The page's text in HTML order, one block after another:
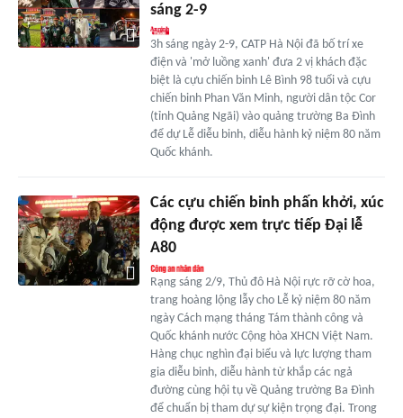
sáng 2-9
3h sáng ngày 2-9, CATP Hà Nội đã bố trí xe
điện và 'mở luồng xanh' đưa 2 vị khách đặc
biệt là cựu chiến binh Lê Bình 98 tuổi và cựu
chiến binh Phan Văn Minh, người dân tộc Cor
(tỉnh Quảng Ngãi) vào quảng trường Ba Đình
để dự Lễ diễu binh, diễu hành kỷ niệm 80 năm
Quốc khánh.
Các cựu chiến binh phấn khởi, xúc
động được xem trực tiếp Đại lễ
A80
Rạng sáng 2/9, Thủ đô Hà Nội rực rỡ cờ hoa,
trang hoàng lộng lẫy cho Lễ kỷ niệm 80 năm
ngày Cách mạng tháng Tám thành công và
Quốc khánh nước Cộng hòa XHCN Việt Nam.
Hàng chục nghìn đại biểu và lực lượng tham
gia diễu binh, diễu hành từ khắp các ngả
đường cùng hội tụ về Quảng trường Ba Đình
để chuẩn bị tham dự sự kiện trọng đại. Trong